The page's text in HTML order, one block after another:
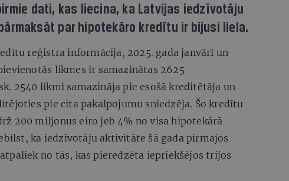
dati, kas liecina, ka Latvijas iedzīvotāju
par hipotekāro kredītu ir bijusi liela.
reģistra informācija, 2025. gada janvārī un
likmes ir samazinātas 2625
2540 likmi samazināja pie esošā kreditētāja un
pie cita pakalpojumu sniedzēja. Šo kredītu
200 miljonus eiro jeb 4% no visa hipotekārā
ka iedzīvotāju aktivitāte šā gada pirmajos
no tās, kas pieredzēta iepriekšējos trijos